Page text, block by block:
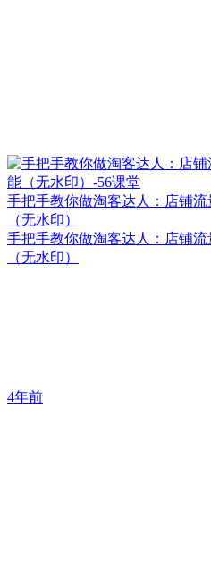
手把手教你做淘客达人：店铺
（无水印）
手把手教你做淘客达人：店铺
（无水印）
4年前